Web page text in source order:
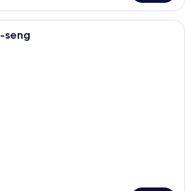
Et moderne soveværelse med en
seng